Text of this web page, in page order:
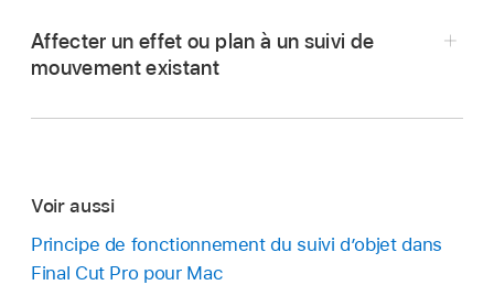
Dans Final Cut Pro, sélectionnez un plan dans
apparaisse dans le visualiseur.
Effectuez l’une des opérations suivantes :
Affecter un effet ou plan à un suivi de
mouvement existant
Voir aussi
Principe de fonctionnement du suivi d’objet dans
Final Cut Pro pour Mac